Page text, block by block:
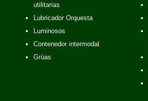
utilitarias
Lubricador Orquesta
Luminosos
Contenedor intermodal
Grúas